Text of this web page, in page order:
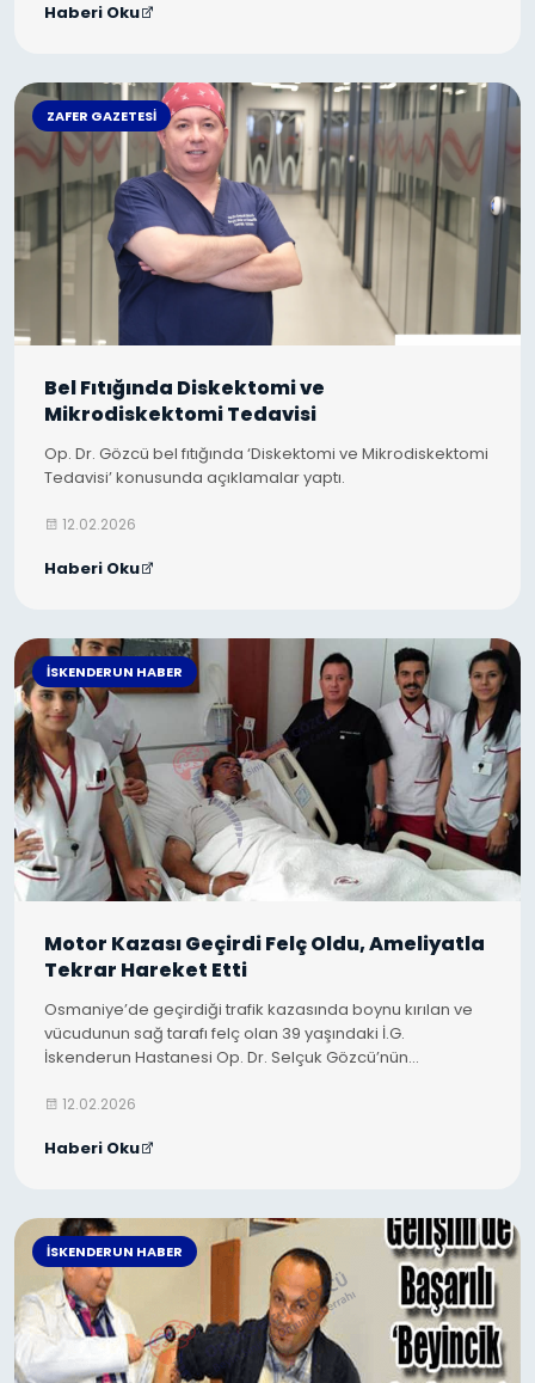
Haberi Oku
ZAFER GAZETESI
Bel Fıtığında Diskektomi ve
Mikrodiskektomi Tedavisi
Op. Dr. Gözcü bel fıtığında ‘Diskektomi ve Mikrodiskektomi
Tedavisi’ konusunda açıklamalar yaptı.
12.02.2026
Haberi Oku
İSKENDERUN HABER
Motor Kazası Geçirdi Felç Oldu, Ameliyatla
Tekrar Hareket Etti
Osmaniye’de geçirdiği trafik kazasında boynu kırılan ve
vücudunun sağ tarafı felç olan 39 yaşındaki İ.G.
İskenderun Hastanesi Op. Dr. Selçuk Gözcü’nün
kavuştu.
12.02.2026
Haberi Oku
İSKENDERUN HABER